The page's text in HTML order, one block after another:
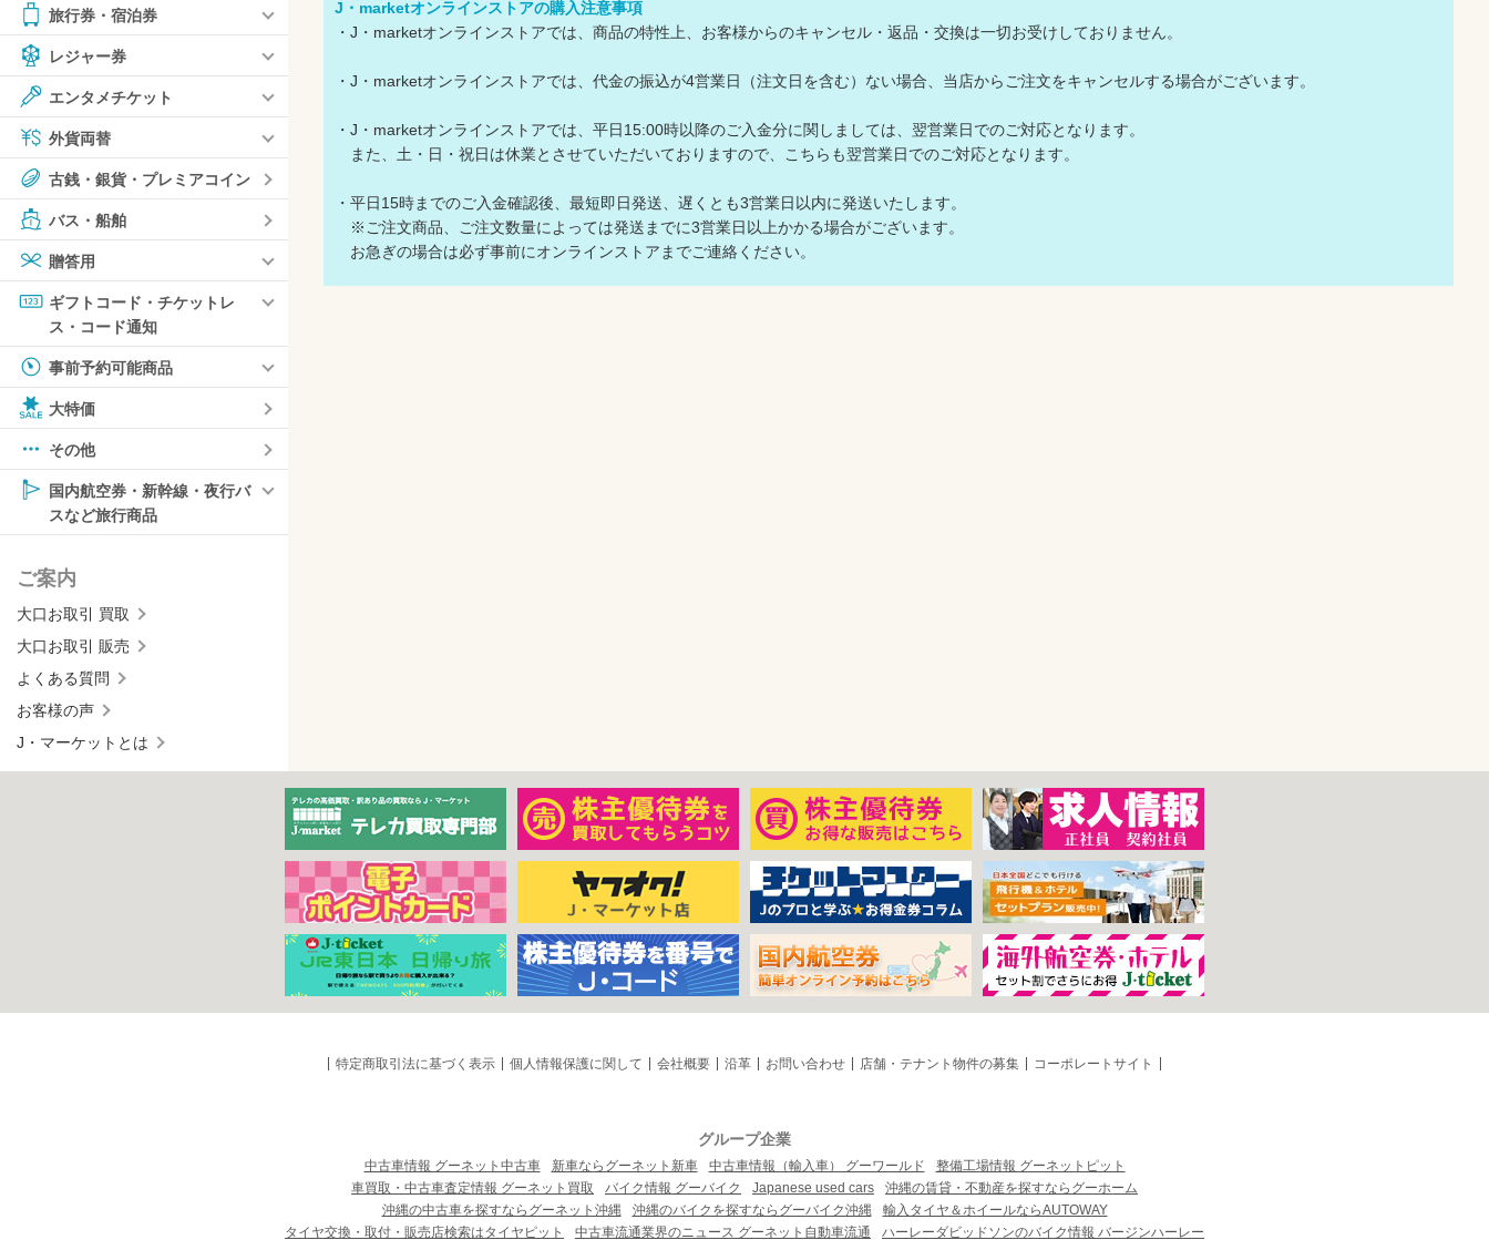
旅行券・宿泊券
レジャー券
エンタメチケット
外貨両替
古銭・銀貨・プレミアコイン
バス・船舶
贈答用
ギフトコード・チケットレ
ス・コード通知
事前予約可能商品
大特価
その他
国内航空券・新幹線・夜行バ
スなど旅行商品
ご案内
大口お取引 買取
大口お取引 販売
よくある質問
お客様の声
J・マーケットとは
J・marketオンラインストアの購入注意事項
・J・marketオンラインストアでは、商品の特性上、お客様からのキャンセル・返品・交換は一切お受けしておりません。
・J・marketオンラインストアでは、代金の振込が4営業日（注文日を含む）ない場合、当店からご注文をキャンセルする場合がございます。
・J・marketオンラインストアでは、平日15:00時以降のご入金分に関しましては、翌営業日でのご対応となります。
また、土・日・祝日は休業とさせていただいておりますので、こちらも翌営業日でのご対応となります。
・平日15時までのご入金確認後、最短即日発送、遅くとも3営業日以内に発送いたします。
※ご注文商品、ご注文数量によっては発送までに3営業日以上かかる場合がございます。
お急ぎの場合は必ず事前にオンラインストアまでご連絡ください。
特定商取引法に基づく表示 個人情報保護に関して 会社概要 沿革 お問い合わせ 店舗・テナント物件の募集 コーポレートサイト
グループ企業
中古車情報 グーネット中古車 新車ならグーネット新車 中古車情報（輸入車） グーワールド
整備工場情報 グーネットピット
車買取・中古車査定情報 グーネット買取
バイク情報 グーバイク Japanese used cars
沖縄の賃貸・不動産を探すならグーホーム
沖縄の中古車を探すならグーネット沖縄
沖縄のバイクを探すならグーバイク沖縄
輸入タイヤ＆ホイールならAUTOWAY
タイヤ交換・取付・販売店検索はタイヤピット
中古車流通業界のニュース グーネット自動車流通 ハーレーダビッドソンのバイク情報 バージンハーレー